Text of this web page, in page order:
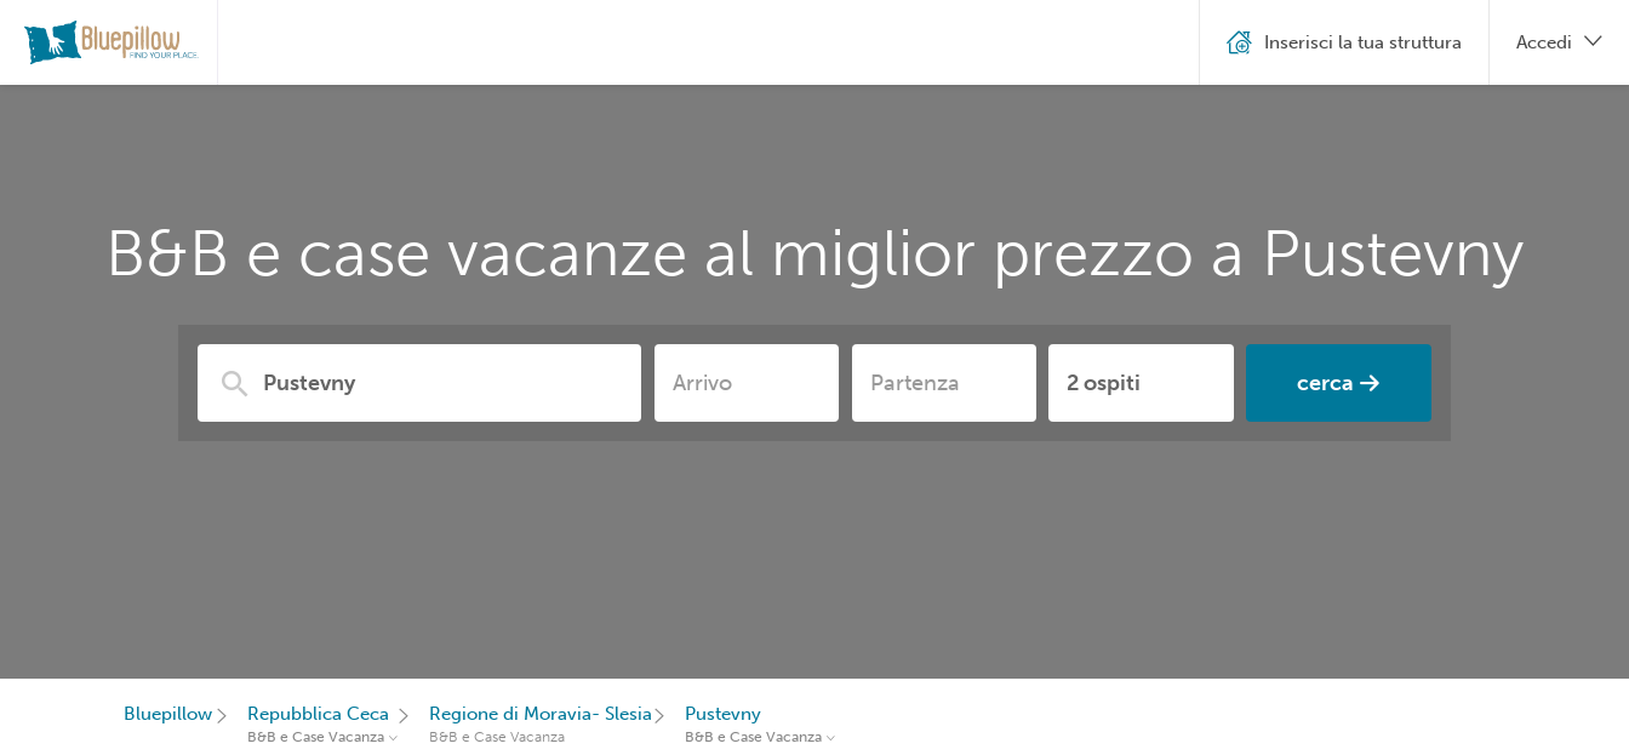
B&B e case vacanze al miglior prezzo a Pustevny
cerca
Inserisci la tua struttura Accedi
Bluepillow Repubblica Ceca
B&B e Case Vacanza
Regione di Moravia- Slesia
B&B e Case Vacanza
Pustevny
B&B e Case Vacanza